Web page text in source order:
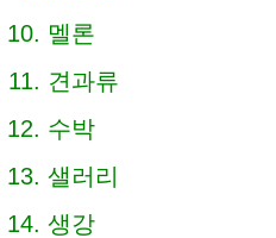
멜론
견과류
수박
샐러리
생강